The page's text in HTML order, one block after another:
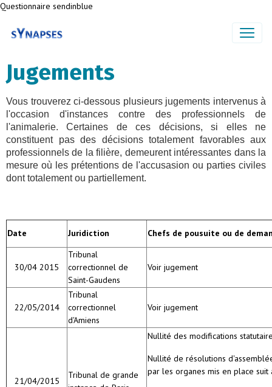
Questionnaire sendinblue
Jugements
Vous trouverez ci-dessous plusieurs jugements intervenus à
l'occasion d'instances contre des professionnels de
l'animalerie. Certaines de ces décisions, si elles ne
constituent pas des décisions totalement favorables aux
professionnels de la filière, demeurent intéressantes dans la
mesure où les prétentions de l'accusasion ou parties civiles
dont totalement ou partiellement.
Date Juridiction Chefs de pousuite ou de
30/04 2015
Tribunal
correctionnel de
Saint-Gaudens
Voir jugement
22/05/2014
Tribunal
correctionnel
d'Amiens
Voir jugement
21/04/2015
Tribunal de grande
Nullité des modifications
Nullité de résolutions
par les organes mis en place suit